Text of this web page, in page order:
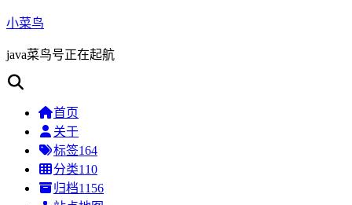
小菜鸟
java菜鸟号正在起航
首页
关于
标签164
分类110
归档1156